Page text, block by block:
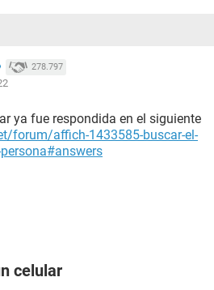
278.797
ya fue respondida en el siguiente
forum/affich-1433585-buscar-el-
celular